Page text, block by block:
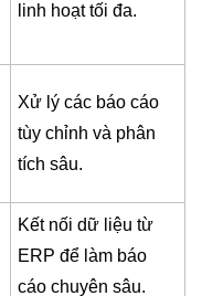
linh hoạt tối đa.
Xử lý các báo cáo
tùy chỉnh và phân
tích sâu.
Kết nối dữ liệu từ
ERP để làm báo
cáo chuyên sâu.